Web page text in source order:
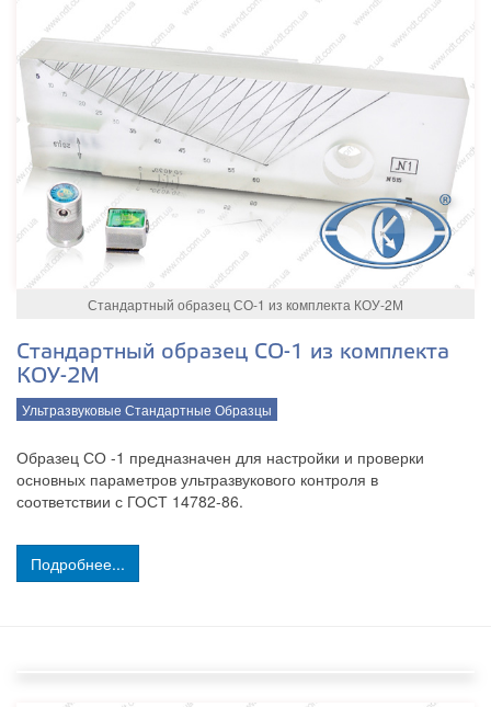
Стандартный образец СО-1 из комплекта КОУ-2М
Стандартный образец СО-1 из комплекта
КОУ-2М
Ультразвуковые Стандартные Образцы
Образец СО -1 предназначен для настройки и проверки
основных параметров ультразвукового контроля в
соответствии с ГОСТ 14782-86.
Подробнее...